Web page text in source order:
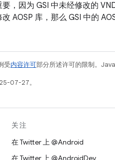
，因为 GSI 中未经修改的
AOSP 库，那么 GSI 中的
受内容许可部分所述许可的限制。
07-27。
关注
在 Twitter 上 @Android
在 Twitter 上 @AndroidDev